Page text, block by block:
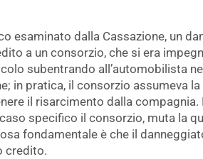
esaminato dalla Cassazione, un
a un consorzio, che si era
subentrando all’automobilista
in pratica, il consorzio assumeva
il risarcimento dalla compagnia.
specifico il consorzio, muta la
fondamentale è che il
credito.